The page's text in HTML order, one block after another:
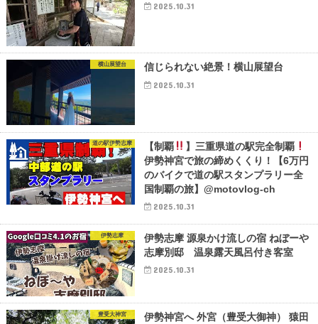
2025.10.31
横山展望台 信じられない絶景！横山展望台
2025.10.31
道の駅伊勢志摩 【制覇
】三重県道の駅完全制覇
伊勢神宮で旅の締めくくり！【6万円
のバイクで道の駅スタンプラリー全
国制覇の旅】@motovlog-ch
2025.10.31
伊勢志摩
伊勢志摩 源泉かけ流しの宿 ねぼーや
志摩別邸 温泉露天風呂付き客室
2025.10.31
豊受大神宮
伊勢神宮へ 外宮（豊受大御神） 猿田